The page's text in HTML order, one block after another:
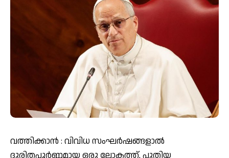
വത്തിക്കാൻ : വിവിധ സംഘർഷങ്ങളാൽ
ദുരിതപൂർണ്ണമായ ഒരു ലോകത്ത്, പുതിയ